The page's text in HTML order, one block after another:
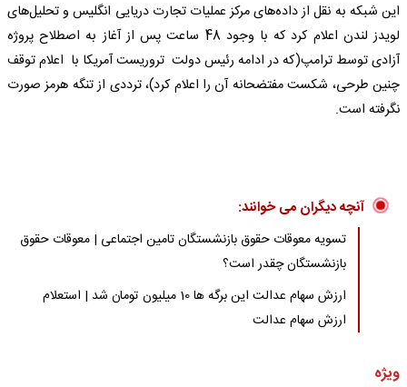
این شبکه به نقل از داده‌های مرکز عملیات تجارت دریایی انگلیس و تحلیل‌های
لویدز لندن اعلام کرد که با وجود 48 ساعت پس از آغاز به اصطلاح پروژه
آزادی توسط ترامپ(که در ادامه رئیس دولت تروریست آمریکا با اعلام توقف
چنین طرحی، شکست مفتضحانه آن را اعلام کرد)، ترددی از تنگه هرمز صورت
نگرفته است.
آنچه دیگران می خوانند:
تسویه معوقات حقوق بازنشستگان تامین اجتماعی | معوقات حقوق
بازنشستگان چقدر است؟
ارزش سهام عدالت این برگه ها 10 میلیون تومان شد | استعلام
ارزش سهام عدالت
ویژه